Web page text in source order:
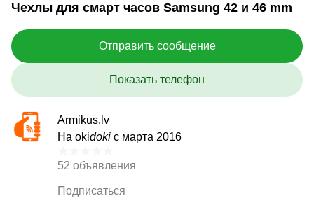
Чехлы для смарт часов Samsung 42 и 46 mm
Отправить сообщение
Показать телефон
Armikus.lv
На okidoki с марта 2016
52 объявления
Подписаться